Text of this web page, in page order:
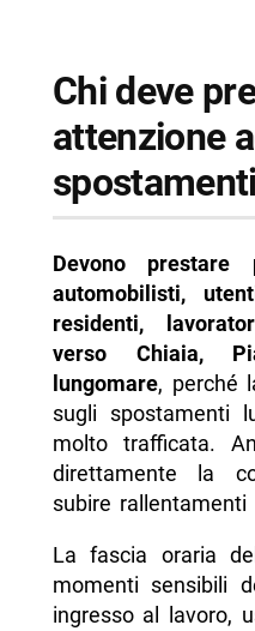
Chi deve
attenzione
Devono prestare
automobilisti,
residenti,
verso Chiaia,
lungomare, perché
sugli spostamenti
molto trafficata.
direttamente la
subire
La fascia oraria
momenti sensibili
ingresso al lavoro,